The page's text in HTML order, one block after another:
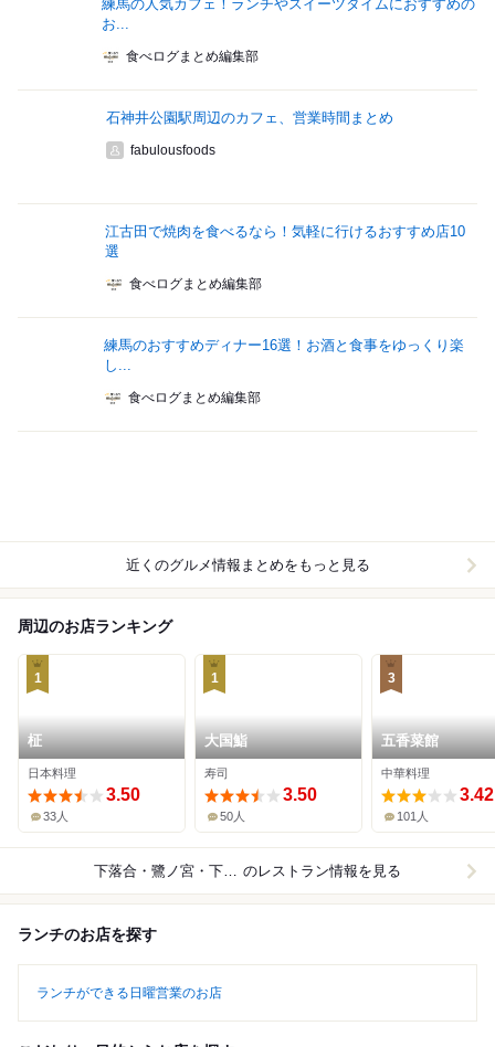
練馬の人気カフェ！ランチやスイーツタイムにおすすめの
お...
食べログまとめ編集部
石神井公園駅周辺のカフェ、営業時間まとめ
fabulousfoods
江古田で焼肉を食べるなら！気軽に行けるおすすめ店10
選
食べログまとめ編集部
練馬のおすすめディナー16選！お酒と食事をゆっくり楽
し...
食べログまとめ編集部
近くのグルメ情報まとめをもっと見る
周辺のお店ランキング
1
柾
日本料理
3.50
33人
1
大国鮨
寿司
3.50
50人
3
五香菜館
中華料理
3.42
101人
下落合・鷺ノ宮・下井草 のレストラン情報を見る
ランチのお店を探す
ランチができる日曜営業のお店